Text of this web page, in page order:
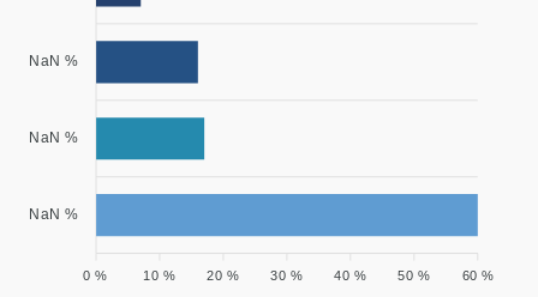
NaN %
NaN %
NaN %
60 %
50 %
40 %
30 %
20 %
10 %
0 %